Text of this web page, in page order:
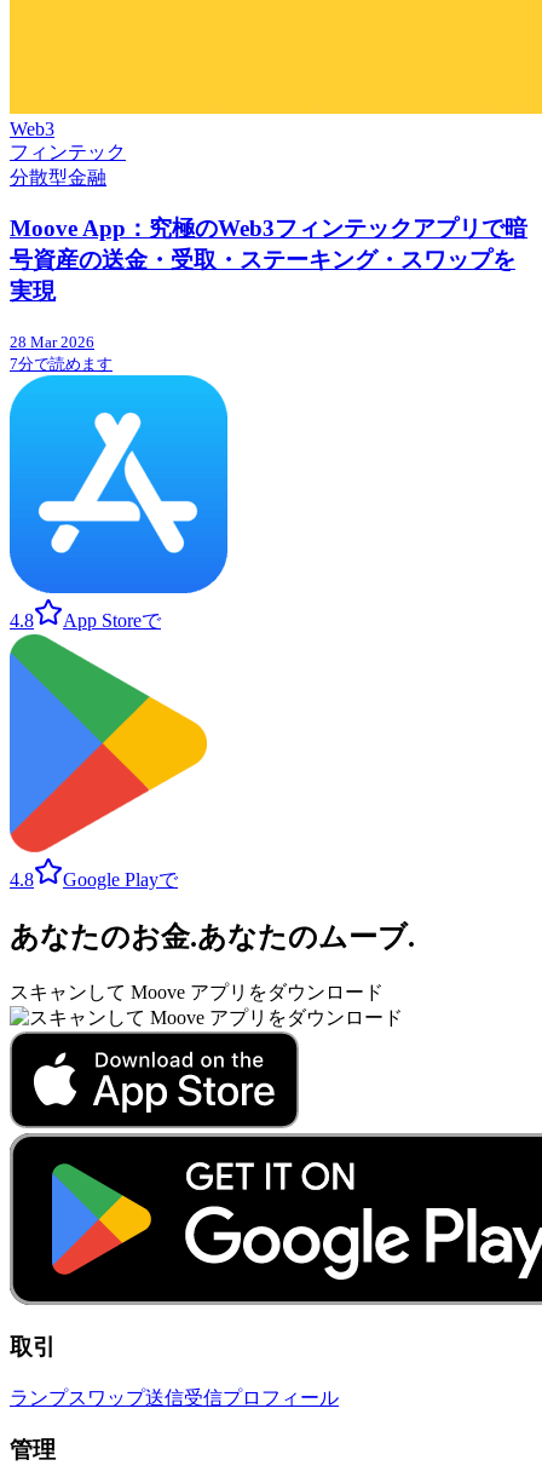
Web3
フィンテック
分散型金融
Moove App：究極のWeb3フィンテックアプリで暗
号資産の送金・受取・ステーキング・スワップを
実現
28 Mar 2026
7分で読めます
4.8 App Storeで
4.8 Google Playで
あなたのお金.あなたのムーブ.
スキャンして Moove アプリをダウンロード
取引
ランプスワップ送信受信プロフィール
管理